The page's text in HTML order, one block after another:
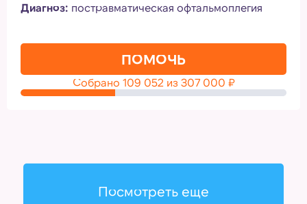
Диагноз: постравматическая офтальмоплегия
ПОМОЧЬ
Собрано 109 052 из 307 000 ₽
Посмотреть еще